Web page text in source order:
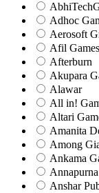
Adhoc
Aerosoft
Afil Games
Afterburn
Akupara
Alawar
All in!
Altari
Amanita
Among
Ankama
Anshar